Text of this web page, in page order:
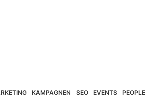
KAMPAGNEN SEO EVENTS PEOPLE